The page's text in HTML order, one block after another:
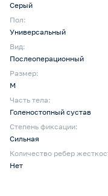
Серый
Пол:
Универсальный
Вид:
Послеоперационный
Размер:
M
Часть тела:
Голеностопный сустав
Степень фиксации:
Сильная
Количество ребер
Нет